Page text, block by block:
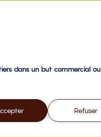
dans un but commercial ou
Refuser